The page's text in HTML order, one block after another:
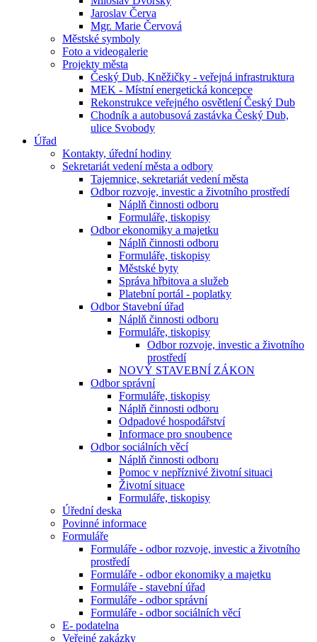
Jaroslav Červa
Mgr. Marie Červová
Městské symboly
Foto a videogalerie
Projekty města
Český Dub, Kněžičky - veřejná infrastruktura
MEK - Místní energetická koncepce
Rekonstrukce veřejného osvětlení Český Dub
Chodník a autobusová zastávka Český Dub,
ulice Svobody
Úřad
Kontakty, úřední hodiny
Sekretariát vedení města a odbory
Tajemnice, sekretariát vedení města
Odbor rozvoje, investic a životního prostředí
Náplň činnosti odboru
Formuláře, tiskopisy
Odbor ekonomiky a majetku
Náplň činnosti odboru
Formuláře, tiskopisy
Městské byty
Správa hřbitova a služeb
Platební portál - poplatky
Odbor Stavební úřad
Náplň činnosti odboru
Formuláře, tiskopisy
Odbor rozvoje, investic a životního
prostředí
NOVÝ STAVEBNÍ ZÁKON
Odbor správní
Formuláře, tiskopisy
Náplň činnosti odboru
Odpadové hospodářství
Informace pro snoubence
Odbor sociálních věcí
Náplň činnosti odboru
Pomoc v nepříznivé životní situaci
Životní situace
Formuláře, tiskopisy
Úřední deska
Povinné informace
Formuláře
Formuláře - odbor rozvoje, investic a životního
prostředí
Formuláře - odbor ekonomiky a majetku
Formuláře - stavební úřad
Formuláře - odbor správní
Formuláře - odbor sociálních věcí
E- podatelna
Veřejné zakázky